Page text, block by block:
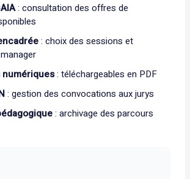
: consultation des offres de
: choix des sessions et
: téléchargeables en PDF
: gestion des convocations aux jurys
: archivage des parcours